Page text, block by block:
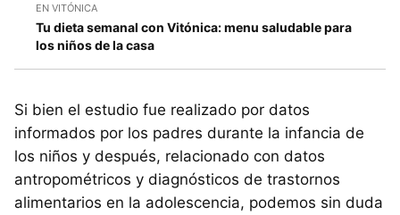
EN VITÓNICA
Tu dieta semanal con Vitónica: menu saludable para
los niños de la casa
Si bien el estudio fue realizado por datos
informados por los padres durante la infancia de
los niños y después, relacionado con datos
antropométricos y diagnósticos de trastornos
alimentarios en la adolescencia, podemos sin duda